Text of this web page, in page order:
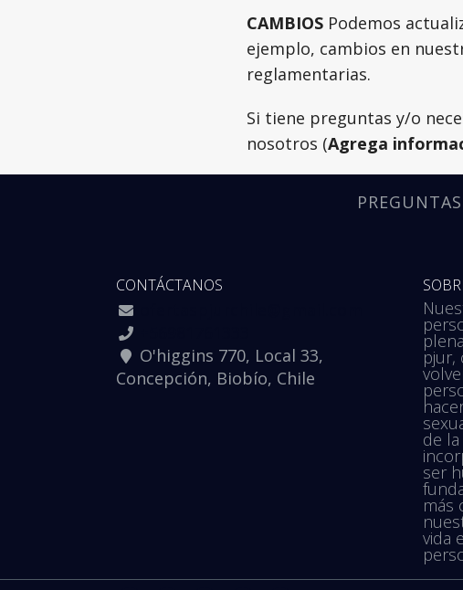
CAMBIOS Podemos
ejemplo, cambios en
reglamentarias.
Si tiene preguntas y/o
nosotros (Agrega
CONTÁCTANOS
O'higgins 770, Local 33,
Concepción, Biobío, Chile
pjur,
de
ser
más
vida